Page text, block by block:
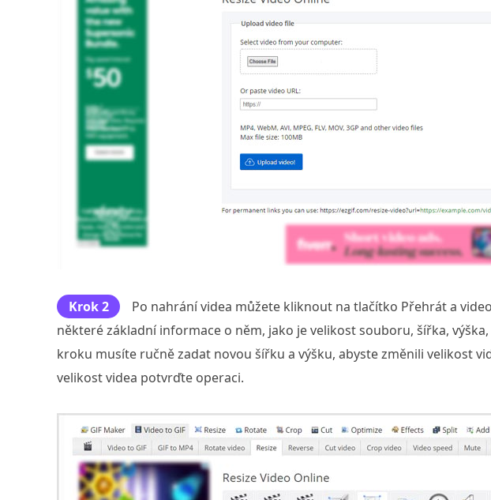
Krok 2
Po nahrání videa můžete kliknout na tlačítko Přehrát a
některé základní informace o něm, jako je velikost souboru, šířka,
kroku musíte ručně zadat novou šířku a výšku, abyste změnili velikost
velikost videa potvrďte operaci.